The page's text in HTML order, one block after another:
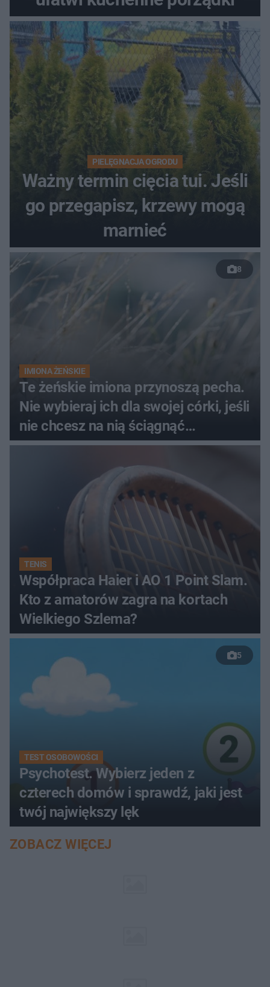
PIELĘGNACJA OGRODU
Ważny termin cięcia tui. Jeśli
go przegapisz, krzewy mogą
marnieć
8
IMIONA ŻEŃSKIE
Te żeńskie imiona przynoszą pecha.
Nie wybieraj ich dla swojej córki, jeśli
nie chcesz na nią ściągnąć
nieszczęścia
TENIS
Współpraca Haier i AO 1 Point Slam.
Kto z amatorów zagra na kortach
Wielkiego Szlema?
5
TEST OSOBOWOŚCI
Psychotest. Wybierz jeden z
czterech domów i sprawdź, jaki jest
twój największy lęk
ZOBACZ WIĘCEJ